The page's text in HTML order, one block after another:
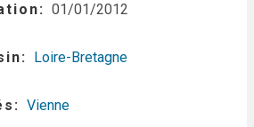
01/01/2012
Loire-Bretagne
Vienne